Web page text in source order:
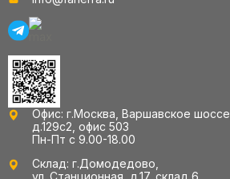
Офис: г.Москва, Варшавское шоссе,
д.129с2, офис 503
Пн-Пт с 9.00-18.00
Склад: г.Домодедово,